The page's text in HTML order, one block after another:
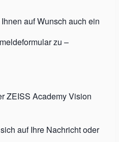
auf Wunsch auch ein
zu –
ZEISS Academy Vision
auf Ihre Nachricht oder